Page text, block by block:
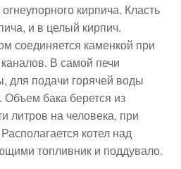
кирпича. Класть
и в целый кирпич.
соединяется каменкой при
В самой печи
для подачи горячей воды
бака берется из
литров на человека, при
котел над
топливник и поддувало.